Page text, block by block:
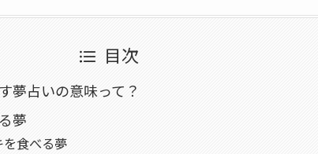
目次
夢占いの意味って？
夢
食べる夢